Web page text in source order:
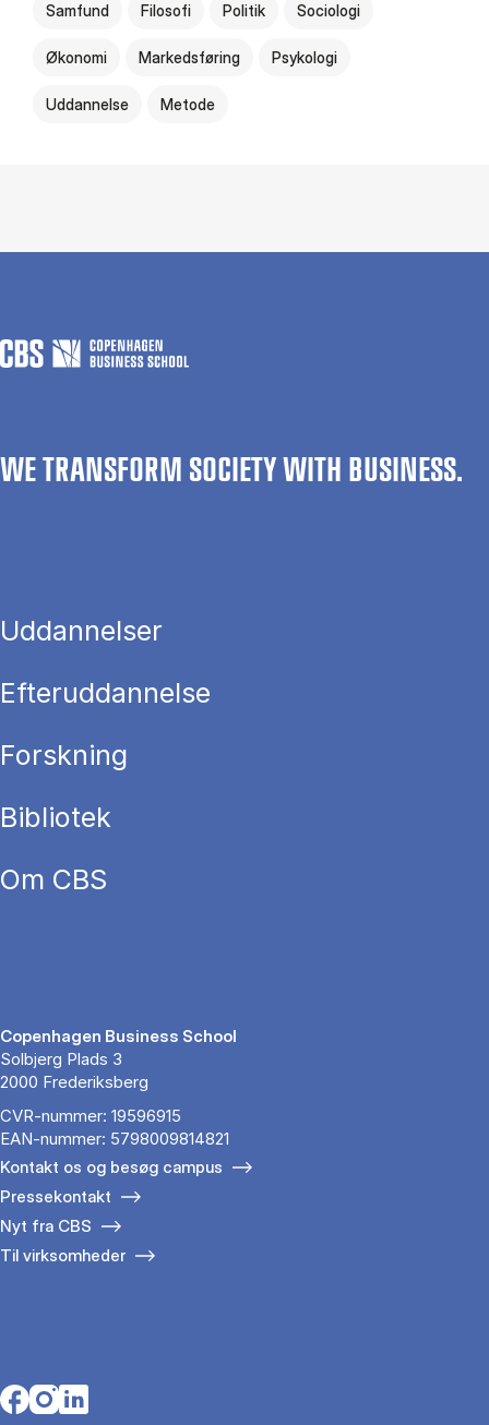
Samfund Filosofi Politik Sociologi
Økonomi Markedsføring Psykologi
Uddannelse Metode
WE TRANSFORM SOCIETY WITH BUSINESS.
Uddannelser
Efteruddannelse
Forskning
Bibliotek
Om CBS
Copenhagen Business School
Solbjerg Plads 3
2000 Frederiksberg
CVR-nummer: 19596915
EAN-nummer: 5798009814821
Kontakt os og besøg campus
Pressekontakt
Nyt fra CBS
Til virksomheder
Opens in a new tab
Opens in a new tab
Opens in a new tab